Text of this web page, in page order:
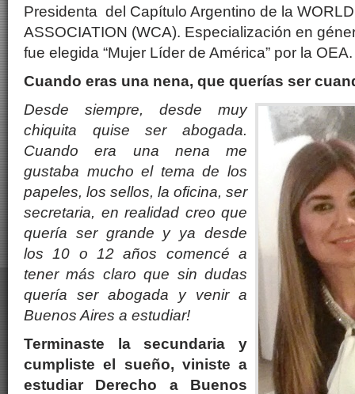
Presidenta del Capítulo Argentino de la
ASSOCIATION (WCA). Especialización en
fue elegida “Mujer Líder de América” por la OEA.
Cuando eras una nena, que querías ser
Desde siempre, desde muy
chiquita quise ser abogada.
Cuando era una nena me
gustaba mucho el tema de los
papeles, los sellos, la oficina, ser
secretaria, en realidad creo que
quería ser grande y ya desde
los 10 o 12 años comencé a
tener más claro que sin dudas
quería ser abogada y venir a
Buenos Aires a estudiar!
Terminaste la secundaria y
cumpliste el sueño, viniste a
estudiar Derecho a Buenos